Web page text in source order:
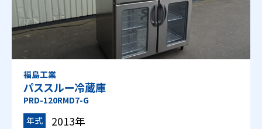
福島工業
パススルー冷蔵庫
PRD-120RMD7-G
年式
2013年